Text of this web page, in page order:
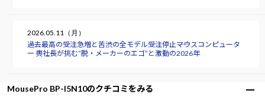
2026.05.11（月）
過去最高の受注急増と苦渋の全モデル受注停止――マウスコンピュータ
ー 軣社長が挑む“脱・メーカーのエゴ”と激動の2026年
MousePro BP-I5N10のクチコミをみる